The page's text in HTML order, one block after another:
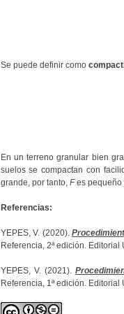
Se puede definir como
En un terreno granular bien
suelos se compactan con
grande, por tanto, Fes pequeño
Referencias:
YEPES, V. (2020).
Referencia, 2ª edición. Editorial
YEPES, V. (2021).
Referencia, 1ª edición.